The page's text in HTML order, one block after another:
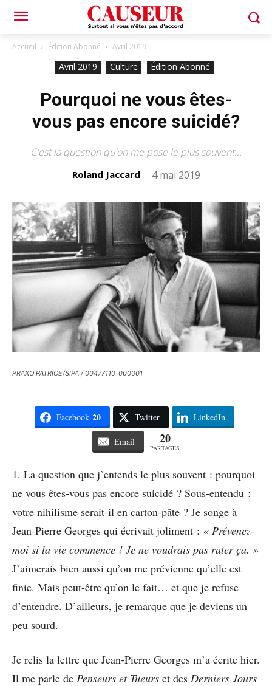
Accueil Édition Abonné Avril 2019
Avril 2019 Culture Édition Abonné
Pourquoi ne vous êtes-
vous pas encore suicidé?
C'est la question qu'on me pose le plus souvent...
Roland Jaccard - 4 mai 2019
PRAXO PATRICE/SIPA / 00477110_000001
Facebook 20 Twitter LinkedIn
Email 20
PARTAGES
1. La question que j’entends le plus souvent : pourquoi
ne vous êtes-vous pas encore suicidé ? Sous-entendu :
votre nihilisme serait-il en carton-pâte ? Je songe à
Jean-Pierre Georges qui écrivait joliment : « Prévenez-
moi si la vie commence ! Je ne voudrais pas rater ça. »
J’aimerais bien aussi qu’on me prévienne qu’elle est
finie. Mais peut-être qu’on le fait… et que je refuse
d’entendre. D’ailleurs, je remarque que je deviens un
peu sourd.
Je relis la lettre que Jean-Pierre Georges m’a écrite hier.
Il me parle de Penseurs et Tueurs et des Derniers Jours